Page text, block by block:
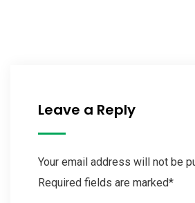
Leave a Reply
Your email address will not be
Required fields are marked*